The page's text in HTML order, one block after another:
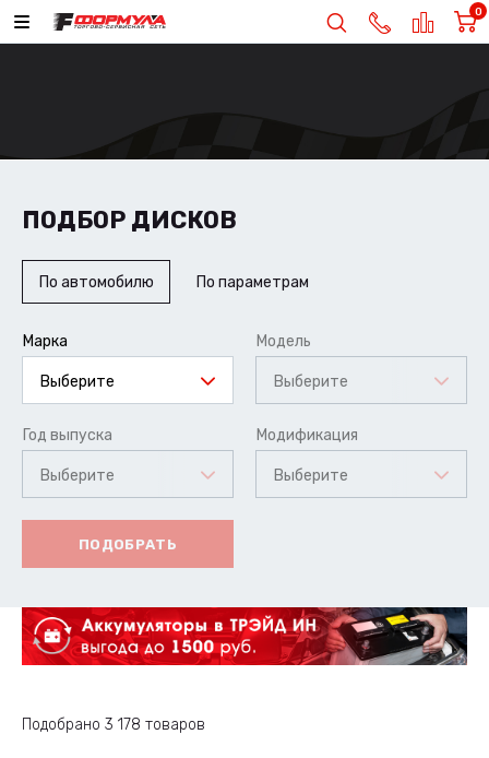
0
ПОДБОР ДИСКОВ
По автомобилю По параметрам
Марка
Выберите
Модель
Выберите
Год выпуска
Выберите
Модификация
Выберите
ПОДОБРАТЬ
Подобрано 3 178 товаров